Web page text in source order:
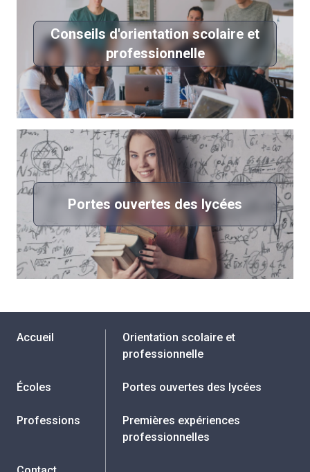
Conseils d'orientation scolaire et
professionnelle
Portes ouvertes des lycées
Accueil
Orientation scolaire et
professionnelle
Écoles Portes ouvertes des lycées
Professions
Premières expériences
professionnelles